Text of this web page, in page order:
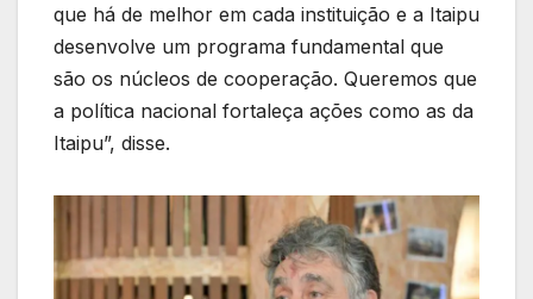
que há de melhor em cada instituição e a Itaipu
desenvolve um programa fundamental que
são os núcleos de cooperação. Queremos que
a política nacional fortaleça ações como as da
Itaipu”, disse.